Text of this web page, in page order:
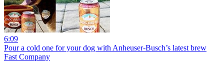
6:09
Pour a cold one for your dog with Anheuser-Busch’s latest brew
Fast Company